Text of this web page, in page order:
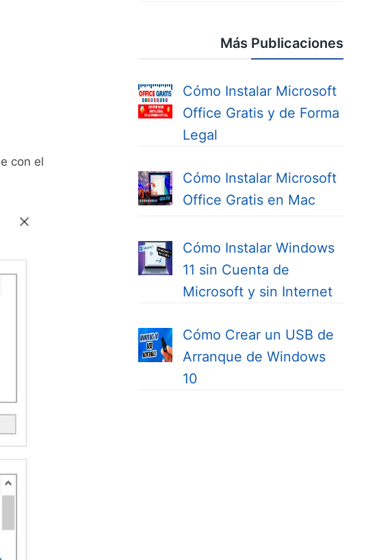
con el
Más Publicaciones
Cómo Instalar Microsoft
Office Gratis y de Forma
Legal
Cómo Instalar Microsoft
Office Gratis en Mac
Cómo Instalar Windows
11 sin Cuenta de
Microsoft y sin Internet
Cómo Crear un USB de
Arranque de Windows
10